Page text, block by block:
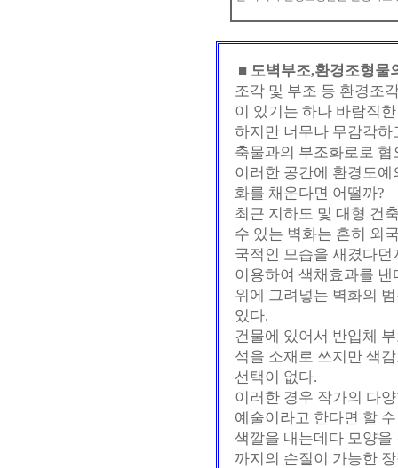
■ 도벽부조,환경조형
조각 및 부조 등 환경조
이 있기는 하나 바람직
하지만 너무나 무감각
축물과의 부조화로로
이러한 공간에 환경도
화를 채운다면 어떨까?
최근 지하도 및 대형 건
수 있는 벽화는 흔히 외
국적인 모습을 새겼다
이용하여 색채효과를
위에 그려넣는 벽화의
있다.
건물에 있어서 반입체
석을 소재로 쓰지만 색
선택이 없다.
이러한 경우 작가의 다
예술이라고 한다면 할
색깔을 내는데다 모양
까지의 손질이 가능한